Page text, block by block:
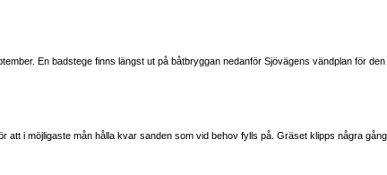
En badstege finns längst ut på båtbryggan nedanför Sjövägens vändplan för
att i möjligaste mån hålla kvar sanden som vid behov fylls på. Gräset klipps några